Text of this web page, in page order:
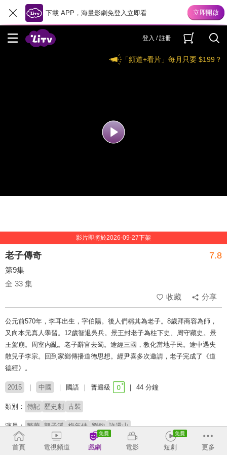
下載 APP，海量影劇免登入立即看
登入 / 註冊
「頻道+看片」每月只要 $199？
影片即將於2026-09-27下架
老子傳奇 7.8
第9集
全 33 集
收藏
分享
公元前570年，李耳出生，字伯陽。後人們稱其為老子。8歲拜商容為師，
又向本元真人學習。12歲智退吳兵。景王封老子為柱下史、周守藏史。景
王駕崩。周室內亂。老子辭官去蜀。途經三國，教化當地子民。途中遇失
散兒子李宗。回到家鄉傳播道德思想。經尹喜多次邀請，老子完成了《道
德經》。
2015 中國 國語 普遍級 44 分鐘
類別： 傳記 歷史劇 古裝
演員： 繁華 郭子溪 梅年佳 劉鈞 許還山
首頁 電視頻道 戲劇 電影 短劇 更多